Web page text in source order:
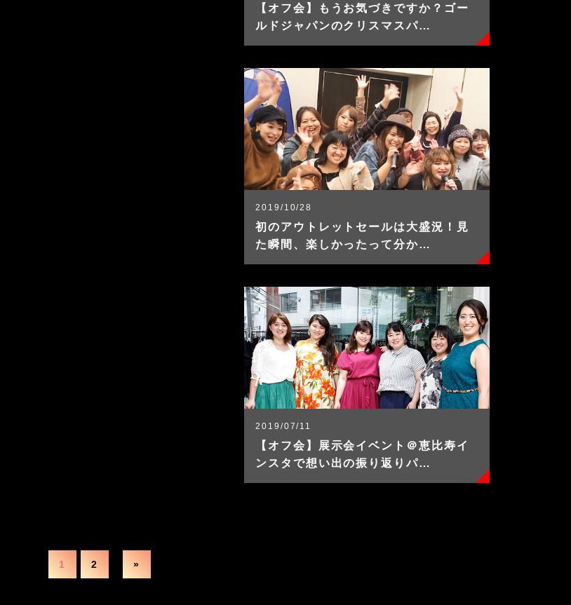
【オフ会】もうお気づきですか？ゴー
ルドジャパンのクリスマスパ…
2019/10/28
初のアウトレットセールは大盛況！見
た瞬間、楽しかったって分か…
2019/07/11
【オフ会】展示会イベント＠恵比寿イ
ンスタで想い出の振り返りパ…
1 2 »